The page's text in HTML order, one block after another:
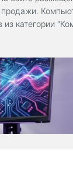
категории